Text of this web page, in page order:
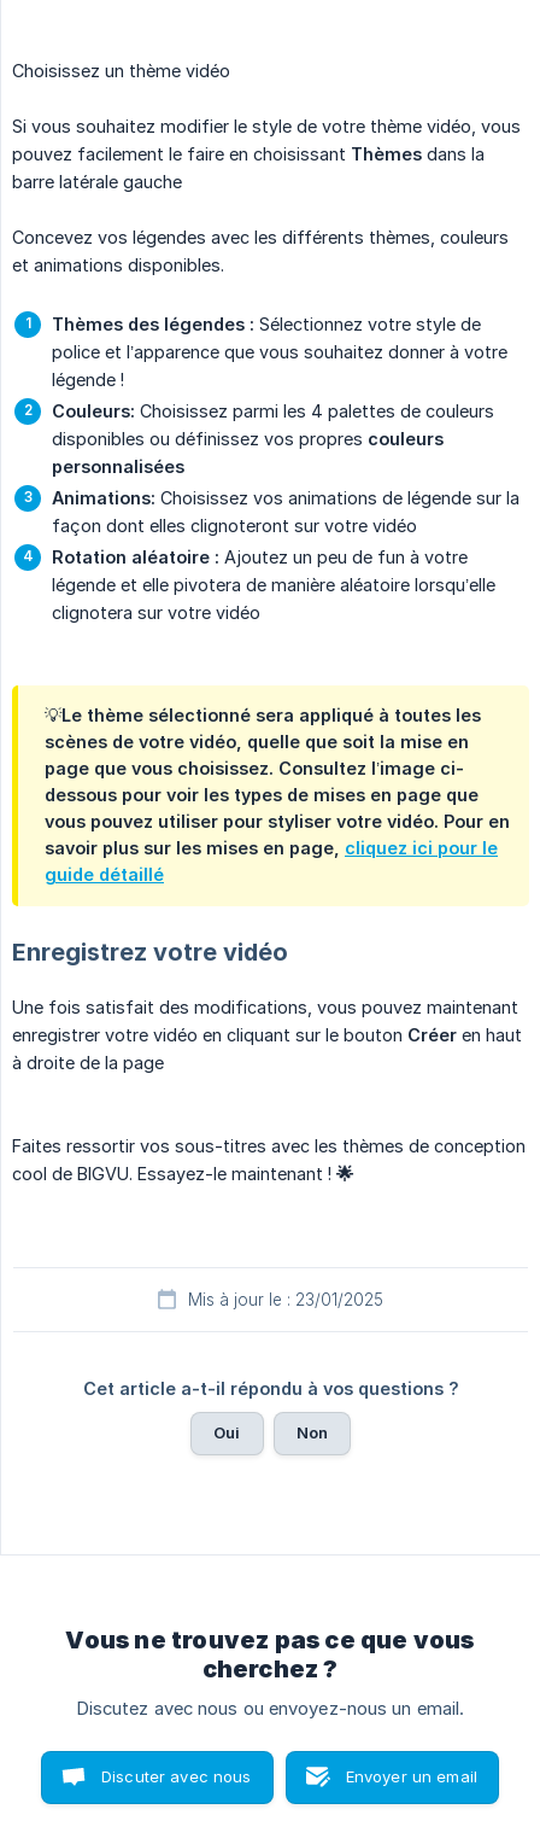
Choisissez un thème vidéo
Si vous souhaitez modifier le style de votre thème vidéo, vous
pouvez facilement le faire en choisissant Thèmes dans la
barre latérale gauche
Concevez vos légendes avec les différents thèmes, couleurs
et animations disponibles.
Thèmes des légendes : Sélectionnez votre style de
police et l’apparence que vous souhaitez donner à votre
légende !
Couleurs: Choisissez parmi les 4 palettes de couleurs
disponibles ou définissez vos propres couleurs
personnalisées
Animations: Choisissez vos animations de légende sur la
façon dont elles clignoteront sur votre vidéo
Rotation aléatoire : Ajoutez un peu de fun à votre
légende et elle pivotera de manière aléatoire lorsqu’elle
clignotera sur votre vidéo
💡Le thème sélectionné sera appliqué à toutes les
scènes de votre vidéo, quelle que soit la mise en
page que vous choisissez. Consultez l’image ci-
dessous pour voir les types de mises en page que
vous pouvez utiliser pour styliser votre vidéo. Pour en
savoir plus sur les mises en page, cliquez ici pour le
guide détaillé
Enregistrez votre vidéo
Une fois satisfait des modifications, vous pouvez maintenant
enregistrer votre vidéo en cliquant sur le bouton Créer en haut
à droite de la page
Faites ressortir vos sous-titres avec les thèmes de conception
cool de BIGVU. Essayez-le maintenant ! 🌟
Mis à jour le : 23/01/2025
Cet article a-t-il répondu à vos questions ?
Oui Non
Vous ne trouvez pas ce que vous
cherchez ?
Discutez avec nous ou envoyez-nous un email.
Discuter avec nous Envoyer un email